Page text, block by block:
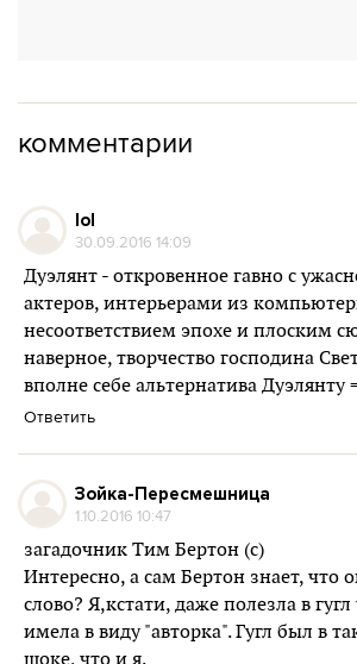
комментарии
lol
30.09.2016 14:09
Дуэлянт - откровенное гавно с
актеров, интерьерами из
несоответствием эпохе и плоским
наверное, творчество господина
вполне себе альтернатива Дуэлянту
Ответить
Зойка-Пересмешница
1.10.2016 10:47
загадочник Тим Бертон (с)
Интересно, а сам Бертон знает, что
слово? Я,кстати, даже полезла в гугл
имела в виду "авторка". Гугл был в